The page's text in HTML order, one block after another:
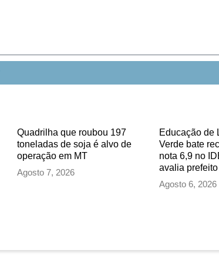
Quadrilha que roubou 197
toneladas de soja é alvo de
operação em MT
Agosto 7, 2026
Educação de
Verde bate
nota 6,9 no
avalia prefeito
Agosto 6, 2026